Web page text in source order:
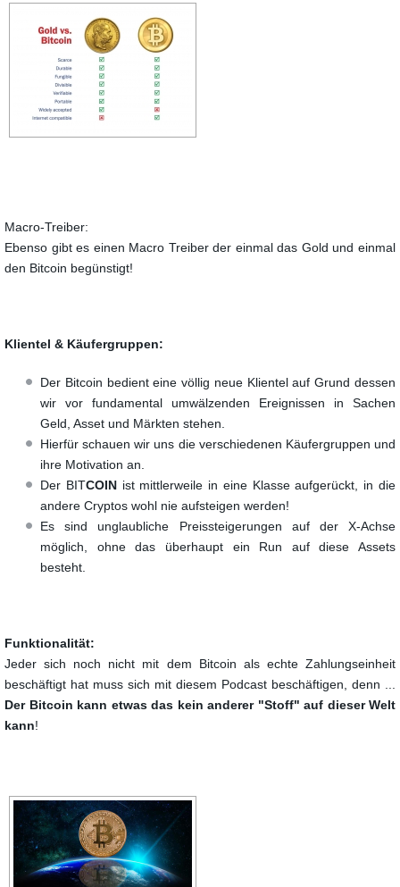
Macro-Treiber:
Ebenso gibt es einen Macro Treiber der einmal das Gold und einmal
den Bitcoin begünstigt!
Klientel & Käufergruppen:
Der Bitcoin bedient eine völlig neue Klientel auf Grund dessen
wir vor fundamental umwälzenden Ereignissen in Sachen
Geld, Asset und Märkten stehen.
Hierfür schauen wir uns die verschiedenen Käufergruppen und
ihre Motivation an.
Der BITCOINist mittlerweile in eine Klasse aufgerückt, in die
andere Cryptos wohl nie aufsteigen werden!
Es sind unglaubliche Preissteigerungen auf der X-Achse
möglich, ohne das überhaupt ein Run auf diese Assets
besteht.
Funktionalität:
Jeder sich noch nicht mit dem Bitcoin als echte Zahlungseinheit
beschäftigt hat muss sich mit diesem Podcast beschäftigen, denn ...
Der Bitcoin kann etwas das kein anderer "Stoff" auf dieser Welt
kann!